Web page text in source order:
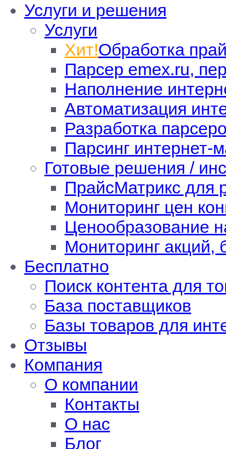
Услуги и решения
Услуги
Хит!Обработка
Парсер emex.ru,
Наполнение
Автоматизация
Разработка
Парсинг интернет-
Готовые решения /
ПрайсМатрикс для
Мониторинг цен
Ценообразование
Мониторинг акций,
Бесплатно
Поиск контента для
База поставщиков
Базы товаров для
Отзывы
Компания
О компании
Контакты
О нас
Блог